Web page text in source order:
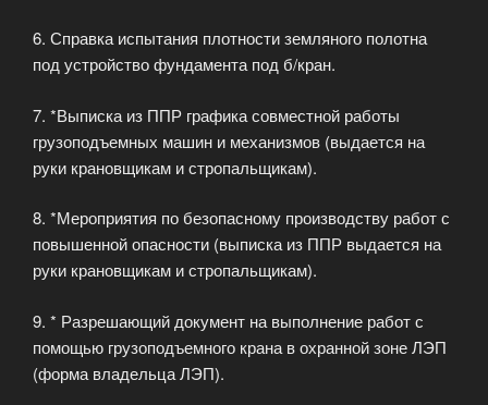
6. Справка испытания плотности земляного полотна
под устройство фундамента под б/кран.
7. *Выписка из ППР графика совместной работы
грузоподъемных машин и механизмов (выдается на
руки крановщикам и стропальщикам).
8. *Мероприятия по безопасному производству работ с
повышенной опасности (выписка из ППР выдается на
руки крановщикам и стропальщикам).
9. * Разрешающий документ на выполнение работ с
помощью грузоподъемного крана в охранной зоне ЛЭП
(форма владельца ЛЭП).